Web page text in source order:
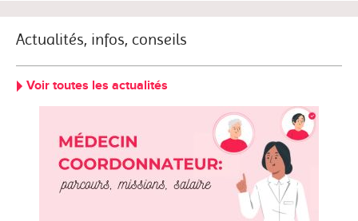
Actualités, infos, conseils
Voir toutes les actualités